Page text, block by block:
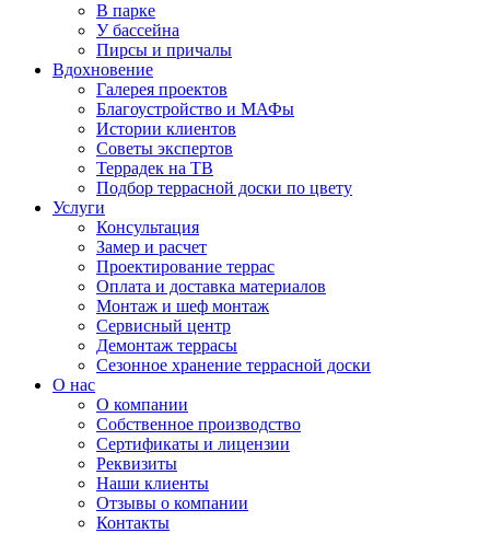
В парке
У бассейна
Пирсы и причалы
Вдохновение
Галерея проектов
Благоустройство и МАФы
Истории клиентов
Советы экспертов
Террадек на ТВ
Подбор террасной доски по цвету
Услуги
Консультация
Замер и расчет
Проектирование террас
Оплата и доставка материалов
Монтаж и шеф монтаж
Сервисный центр
Демонтаж террасы
Сезонное хранение террасной доски
О нас
О компании
Собственное производство
Сертификаты и лицензии
Реквизиты
Наши клиенты
Отзывы о компании
Контакты